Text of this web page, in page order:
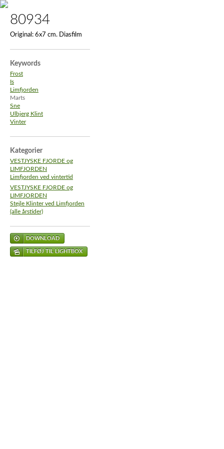
80934
Original: 6x7 cm. Diasfilm
Keywords
Frost
Is
Limfjorden
Marts
Sne
Ulbjerg Klint
Vinter
Kategorier
VESTJYSKE FJORDE og
LIMFJORDEN
Limfjorden ved vintertid
VESTJYSKE FJORDE og
LIMFJORDEN
Stejle Klinter ved Limfjorden
(alle årstider)
DOWNLOAD
TILFØJ TIL LIGHTBOX